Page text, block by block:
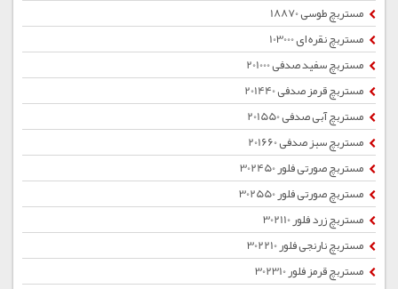
مستربچ طوسی 18870
مستربچ نقره ای 103000
مستربچ سفید صدفی 201000
مستربچ قرمز صدفی 201440
مستربچ آبی صدفی 201550
مستربچ سبز صدفی 201660
مستربچ صورتی فلور 302450
مستربچ صورتی فلور 302550
مستربچ زرد فلور 302110
مستربچ نارنجی فلور 302210
مستربچ قرمز فلور 302310